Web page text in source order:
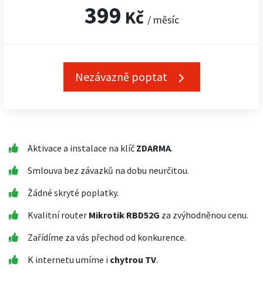
399 Kč / měsíc
Nezávazně poptat
Aktivace a instalace na klíč ZDARMA.
Smlouva bez závazků na dobu neurčitou.
Žádné skryté poplatky.
Kvalitní router Mikrotik RBD52G za zvýhodněnou cenu.
Zařídíme za vás přechod od konkurence.
K internetu umíme i chytrou TV.